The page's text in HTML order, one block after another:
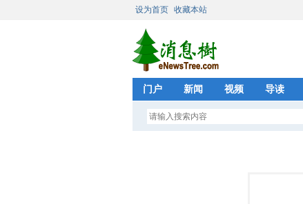
设为首页 收藏本站
门户 新闻 视频 导读